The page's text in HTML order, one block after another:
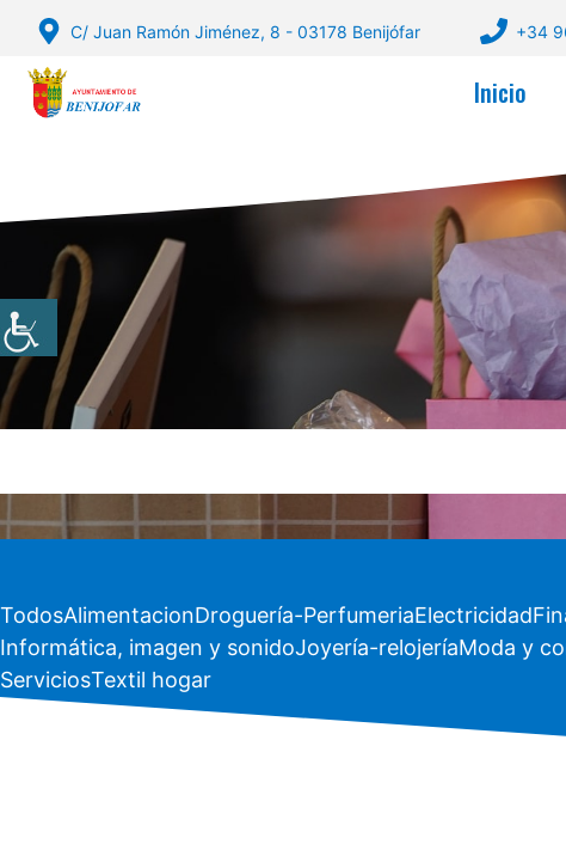
Saltar
contenido
C/ Juan Ramón Jiménez, 8 - 03178 Benijófar +34
Inicio
TodosAlimentacionDroguería-PerfumeriaElectricidad
Informática, imagen y sonidoJoyería-relojeríaModa y
ServiciosTextil hogar